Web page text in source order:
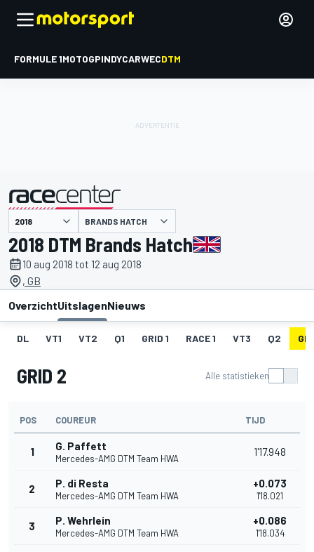
FORMULE 1MOTOGPINDYCARWECDTM
gepresenteerd door BRANDS HATCH
2018 DTM Brands Hatch
10 aug 2018 tot 12 aug 2018
, GB
OverzichtUitslagenNieuws
DL VT1 VT2 Q1 GRID 1 RACE 1 VT3 Q2
GRID 2 Alle statistieken
POS COUREUR TIJD
1 G. Paffett
Mercedes-AMG DTM Team HWA
1'17.948
2 P. di Resta
Mercedes-AMG DTM Team HWA
+0.073
1'18.021
3 P. Wehrlein
Mercedes-AMG DTM Team HWA
+0.086
1'18.034